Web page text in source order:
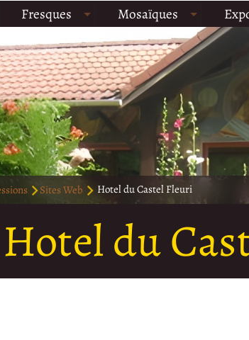
Fresques Mosaïques
Sites Web Hotel du Castel Fleuri
Hotel du